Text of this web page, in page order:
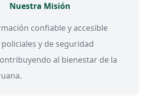
Nuestra Misión
confiable y accesible
y de seguridad
al bienestar de la